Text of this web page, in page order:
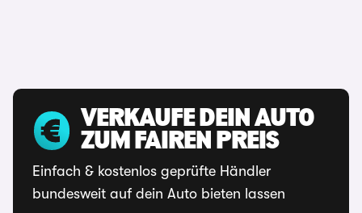
VERKAUFE DEIN AUTO
ZUM FAIREN PREIS
Einfach & kostenlos geprüfte Händler
bundesweit auf dein Auto bieten lassen